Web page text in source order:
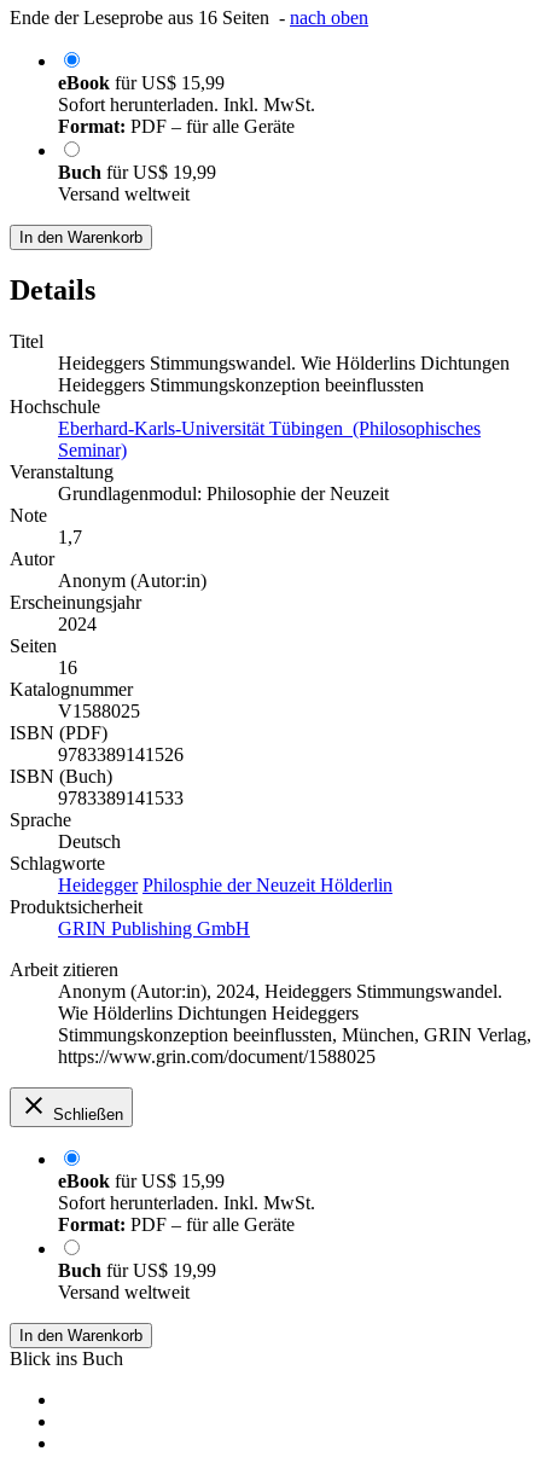
Ende der Leseprobe aus 16 Seiten - nach oben
eBook fürUS$ 15,99
Sofort herunterladen. Inkl. MwSt.
Format: PDF – für alle Geräte
Buch fürUS$ 19,99
Versand weltweit
In den Warenkorb
Details
Titel
Heideggers Stimmungswandel. Wie Hölderlins Dichtungen
Heideggers Stimmungskonzeption beeinflussten
Hochschule
Eberhard-Karls-Universität Tübingen (Philosophisches
Seminar)
Veranstaltung
Grundlagenmodul: Philosophie der Neuzeit
Note
1,7
Autor
Anonym (Autor:in)
Erscheinungsjahr
2024
Seiten
16
Katalognummer
V1588025
ISBN (PDF)
9783389141526
ISBN (Buch)
9783389141533
Sprache
Deutsch
Schlagworte
Heidegger Philosphie der Neuzeit Hölderlin
Produktsicherheit
GRIN Publishing GmbH
Arbeit zitieren
Anonym (Autor:in), 2024, Heideggers Stimmungswandel.
Wie Hölderlins Dichtungen Heideggers
Stimmungskonzeption beeinflussten, München, GRIN Verlag,
https://www.grin.com/document/1588025
Schließen
eBook fürUS$ 15,99
Sofort herunterladen. Inkl. MwSt.
Format: PDF – für alle Geräte
Buch fürUS$ 19,99
Versand weltweit
In den Warenkorb
Blick ins Buch